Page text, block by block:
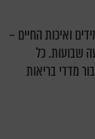
ואיכות החיים –
שבועות. כל
מדדי בריאות